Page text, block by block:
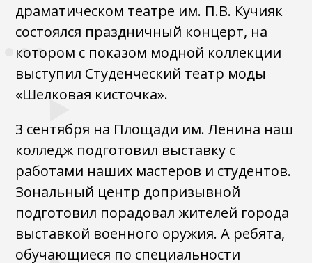
драматическом театре им. П.В. Кучияк
состоялся праздничный концерт, на
котором с показом модной коллекции
выступил Студенческий театр моды
«Шелковая кисточка».
3 сентября на Площади им. Ленина наш
колледж подготовил выставку с
работами наших мастеров и студентов.
Зональный центр допризывной
подготовил порадовал жителей города
выставкой военного оружия. А ребята,
обучающиеся по специальности